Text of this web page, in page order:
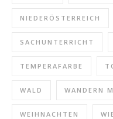
NIEDERÖSTERREICH
SACHUNTERRICHT
TEMPERAFARBE
WALD WANDERN
WEIHNACHTEN